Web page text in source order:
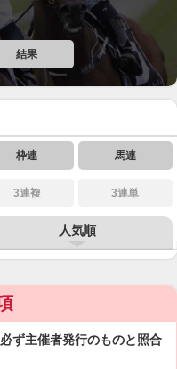
結果
枠連 馬連
3連複 3連単
人気順
ず主催者発行のものと照合